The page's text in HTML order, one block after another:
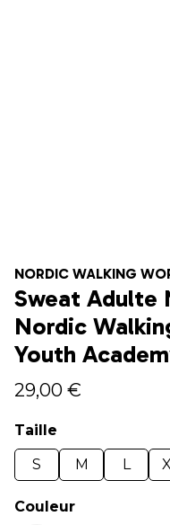
NORDIC WALKING
Sweat Adulte
Nordic
Youth
29,00 €
Taille
S
M L
Couleur